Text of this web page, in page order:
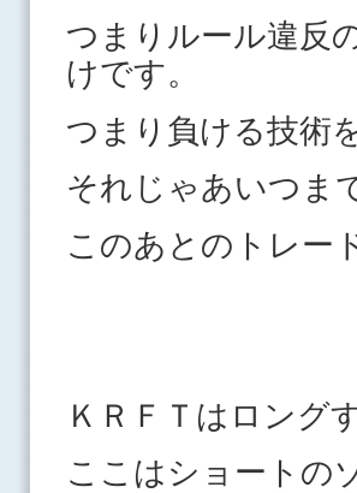
つまりルール違反
けです。
つまり負ける技術
それじゃあいつま
このあとのトレー
ＫＲＦＴはロング
ここはショートの